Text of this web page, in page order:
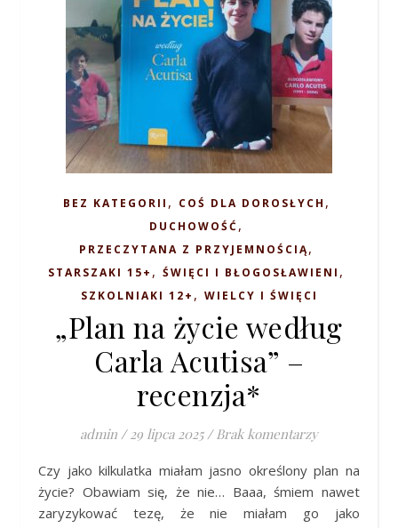
BEZ KATEGORII , COŚ DLA DOROSŁYCH ,
DUCHOWOŚĆ ,
PRZECZYTANA Z PRZYJEMNOŚCIĄ,
STARSZAKI 15+ , ŚWIĘCI I BŁOGOSŁAWIENI ,
SZKOLNIAKI 12+ , WIELCY I ŚWIĘCI
„Plan na życie według
Carla Acutisa” –
recenzja*
admin / 29 lipca 2025 / Brak komentarzy
Czy jako kilkulatka miałam jasno określony plan na
życie? Obawiam się, że nie… Baaa, śmiem nawet
zaryzykować tezę, że nie miałam go jako